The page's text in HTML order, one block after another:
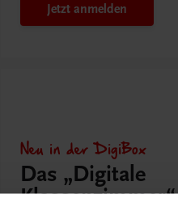
Jetzt anmelden
Neu in der DigiBox
Das „Digitale
Klassenzimmer“